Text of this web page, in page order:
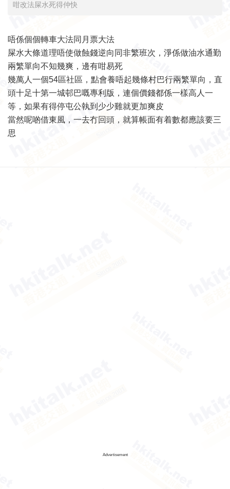
咁改法屎水死得仲快
唔係個個轉車大法同月票大法
屎水大條道理唔使做蝕錢逆向同非繁班次，淨係做油水通勤
兩繁單向不知幾爽，邊有咁易死
幾萬人一個54區社區，點會養唔起幾條村巴行兩繁單向，直
頭十足十第一城邨巴嘅專利版，連個價錢都係一樣高人一
等，如果有得停屯公執到少少雞就更加爽皮
當然呢啲借東風，一去冇回頭，就算帳面有着數都應該要三
思
Advertisement